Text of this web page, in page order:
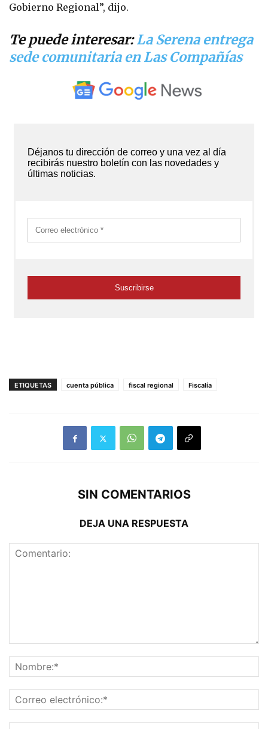
Gobierno Regional”, dijo.
Te puede interesar:La Serena entrega
sede comunitaria en Las Compañías
ETIQUETAS cuenta pública fiscal regional Fiscalía
SIN COMENTARIOS
DEJA UNA RESPUESTA